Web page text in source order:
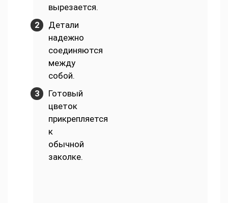
вырезается.
Детали
надежно
соединяются
между
собой.
Готовый
цветок
прикрепляется
к
обычной
заколке.